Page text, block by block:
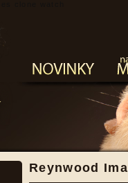
Reynwood